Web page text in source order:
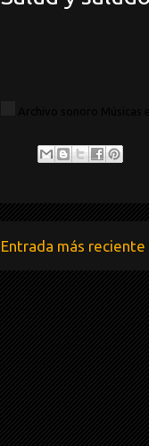
Entrada más reciente